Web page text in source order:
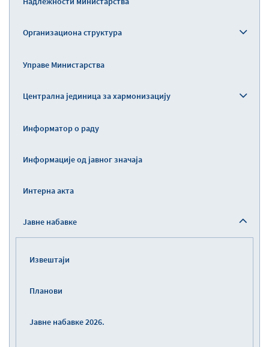
Организациона структура
Управе Министарства
Централна јединица за хармонизацију
Информатор о раду
Информације од јавног значаја
Интерна акта
Јавне набавке
Извештаји
Планови
Јавне набавке 2026.